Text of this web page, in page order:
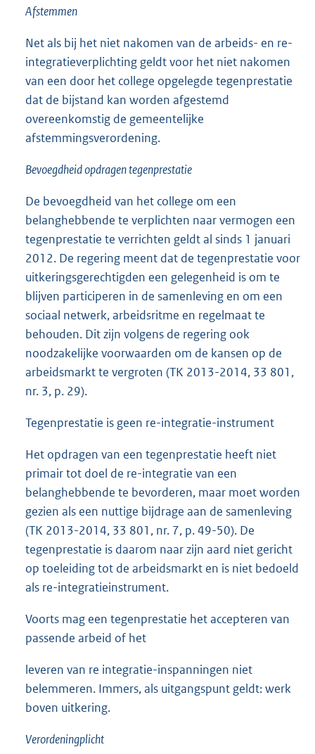
Afstemmen
Net als bij het niet nakomen van de arbeids- en re-
integratieverplichting geldt voor het niet nakomen
van een door het college opgelegde tegenprestatie
dat de bijstand kan worden afgestemd
overeenkomstig de gemeentelijke
afstemmingsverordening.
Bevoegdheid opdragen tegenprestatie
De bevoegdheid van het college om een
belanghebbende te verplichten naar vermogen een
tegenprestatie te verrichten geldt al sinds 1 januari
2012. De regering meent dat de tegenprestatie voor
uitkeringsgerechtigden een gelegenheid is om te
blijven participeren in de samenleving en om een
sociaal netwerk, arbeidsritme en regelmaat te
behouden. Dit zijn volgens de regering ook
noodzakelijke voorwaarden om de kansen op de
arbeidsmarkt te vergroten (TK 2013-2014, 33 801,
nr. 3, p. 29).
Tegenprestatie is geen re-integratie-instrument
Het opdragen van een tegenprestatie heeft niet
primair tot doel de re-integratie van een
belanghebbende te bevorderen, maar moet worden
gezien als een nuttige bijdrage aan de samenleving
(TK 2013-2014, 33 801, nr. 7, p. 49-50). De
tegenprestatie is daarom naar zijn aard niet gericht
op toeleiding tot de arbeidsmarkt en is niet bedoeld
als re-integratieinstrument.
Voorts mag een tegenprestatie het accepteren van
passende arbeid of het
leveren van re integratie-inspanningen niet
belemmeren. Immers, als uitgangspunt geldt: werk
boven uitkering.
Verordeningplicht